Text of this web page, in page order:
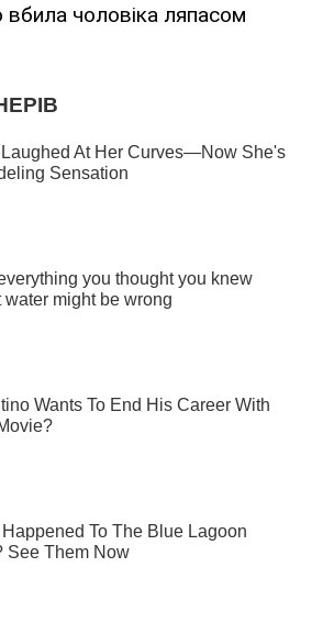
чоловіка ляпасом